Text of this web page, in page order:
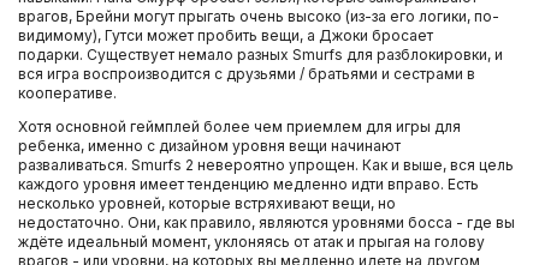
врагов, Брейни могут прыгать очень высоко (из-за его логики, по-
видимому), Гутси может пробить вещи, а Джоки бросает
подарки. Существует немало разных Smurfs для разблокировки, и
вся игра воспроизводится с друзьями / братьями и сестрами в
кооперативе.
Хотя основной геймплей более чем приемлем для игры для
ребенка, именно с дизайном уровня вещи начинают
разваливаться. Smurfs 2 невероятно упрощен. Как и выше, вся цель
каждого уровня имеет тенденцию медленно идти вправо. Есть
несколько уровней, которые встряхивают вещи, но
недостаточно. Они, как правило, являются уровнями босса - где вы
ждёте идеальный момент, уклоняясь от атак и прыгая на голову
врагов - или уровни, на которых вы медленно идете на другом